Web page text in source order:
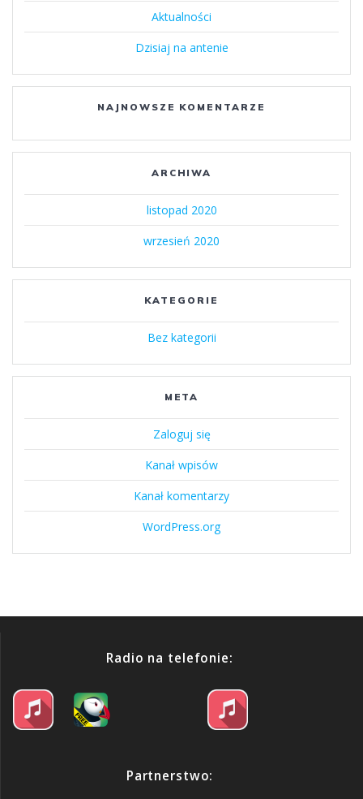
Aktualności
Dzisiaj na antenie
NAJNOWSZE KOMENTARZE
ARCHIWA
listopad 2020
wrzesień 2020
KATEGORIE
Bez kategorii
META
Zaloguj się
Kanał wpisów
Kanał komentarzy
WordPress.org
Radio na telefonie:
Partnerstwo: